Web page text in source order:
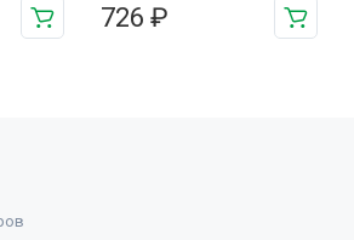
726 ₽